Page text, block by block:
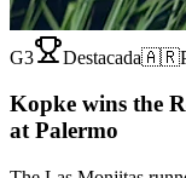
G3 Destacada🇦🇷
Kopke wins the
at Palermo